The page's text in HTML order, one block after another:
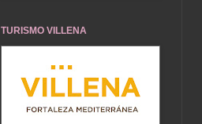
TURISMO VILLENA